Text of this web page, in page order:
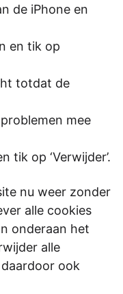
de iPhone en
en tik op
totdat de
mee
tik op ‘Verwijder’.
nu weer zonder
alle cookies
onderaan het
alle
ook